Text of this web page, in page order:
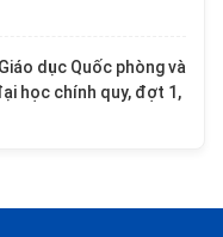
dục Quốc phòng và
học chính quy, đợt 1,